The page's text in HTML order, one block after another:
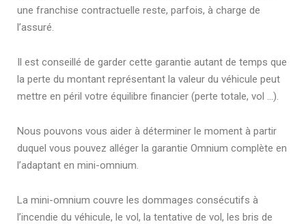
une franchise contractuelle reste, parfois, à charge de
l’assuré.
Il est conseillé de garder cette garantie autant de temps que
la perte du montant représentant la valeur du véhicule peut
mettre en péril votre équilibre financier (perte totale, vol …).
Nous pouvons vous aider à déterminer le moment à partir
duquel vous pouvez alléger la garantie Omnium complète en
l’adaptant en mini-omnium.
La mini-omnium couvre les dommages consécutifs à
l’incendie du véhicule, le vol, la tentative de vol, les bris de